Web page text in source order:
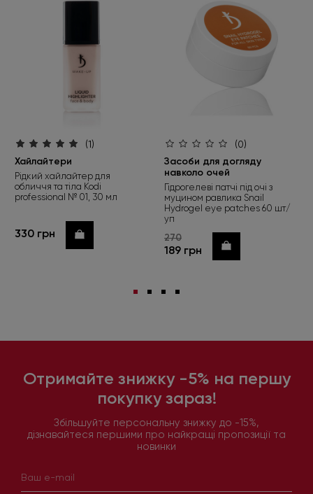
(1)
Хайлайтери
Рідкий хайлайтер для
обличчя та тіла Kodi
professional № 01, 30 мл
330 грн Купити
(0)
Засоби для догляду
навколо очей
Гідрогелеві патчі під очі з
муцином равлика Snail
Hydrogel eye patches 60 шт/
уп
270
189 грн Купити
Отримайте знижку -5% на першу
покупку зараз!
Збільшуйте персональну знижку до -15%,
дізнавайтеся першими про найкращі пропозиції та
новинки